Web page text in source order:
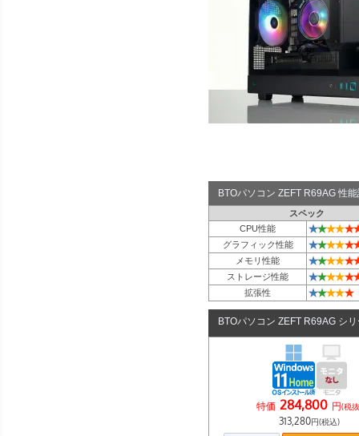
BTOパソコン ZEFT R69AG 性
スペック
CPU性能
★★★★★
グラフィック性能 ★★★★★
メモリ性能 ★★★★★
ストレージ性能 ★★★★★
拡張性 ★★★★★
BTOパソコン ZEFT R69AG シ
特価 284,800 円(税
313,280円(税込)